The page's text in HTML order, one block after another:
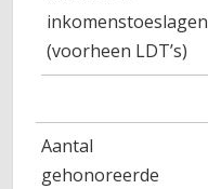
inkomenstoeslagen
(voorheen LDT’s)
Aantal
gehonoreerde